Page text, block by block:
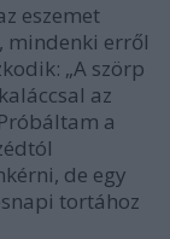
eszemet
mindenki erről
„A szörp
az
a
de egy
tortához